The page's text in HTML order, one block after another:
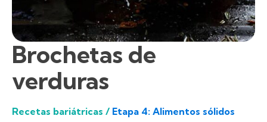
Brochetas de
verduras
Recetas bariátricas / Etapa 4: Alimentos sólidos